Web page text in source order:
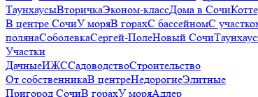
ТаунхаусыВторичкаЭконом-классДома в Сочи
В центре СочиУ моряВ горахС бассейномС
полянаСоболевкаСергей-ПолеНовый Сочи
Участки
ДачныеИЖССадоводствоСтроительство
От собственникаВ центреНедорогиеЭлитные
Пригород СочиВ горахУ моряАдлер